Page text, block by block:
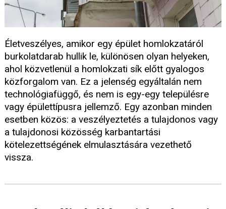
Életveszélyes, amikor egy épület homlokzatáról
burkolatdarab hullik le, különösen olyan helyeken,
ahol közvetlenül a homlokzati sík előtt gyalogos
közforgalom van. Ez a jelenség egyáltalán nem
technológiafüggő, és nem is egy-egy településre
vagy épülettípusra jellemző. Egy azonban minden
esetben közös: a veszélyeztetés a tulajdonos vagy
a tulajdonosi közösség karbantartási
kötelezettségének elmulasztására vezethető
vissza.